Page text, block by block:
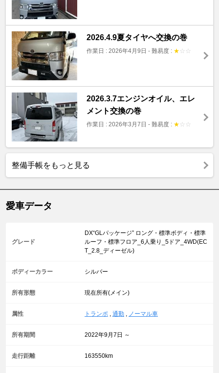
2026.4.9夏タイヤへ交換の巻
作業日 : 2026年4月9日 - 難易度 : ★ ☆ ☆
2026.3.7エンジンオイル、エレ
メント交換の巻
作業日 : 2026年3月7日 - 難易度 : ★ ☆ ☆
整備手帳をもっと見る
愛車データ
グレード
DX“GLパッケージ” ロング・標準ボディ・標準
ルーフ・標準フロア_6人乗り_5ドア_4WD(EC
T_2.8_ディーゼル)
ボディーカラー シルバー
所有形態 現在所有(メイン)
属性 トランポ , 通勤 , ノーマル車
所有期間 2022年9月7日 ～
走行距離 163550km